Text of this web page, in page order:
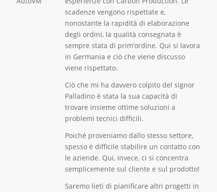
scadenze vengono rispettate e,
nonostante la rapidità di elaborazione
degli ordini, la qualità consegnata è
sempre stata di prim’ordine. Qui si lavora
in Germania e ciò che viene discusso
viene rispettato.
Ciò che mi ha davvero colpito del signor
Palladino è stata la sua capacità di
trovare insieme ottime soluzioni a
problemi tecnici difficili.
Poiché proveniamo dallo stesso settore,
spesso è difficile stabilire un contatto con
le aziende. Qui, invece, ci si concentra
semplicemente sul cliente e sul prodotto!
Saremo lieti di pianificare altri progetti in